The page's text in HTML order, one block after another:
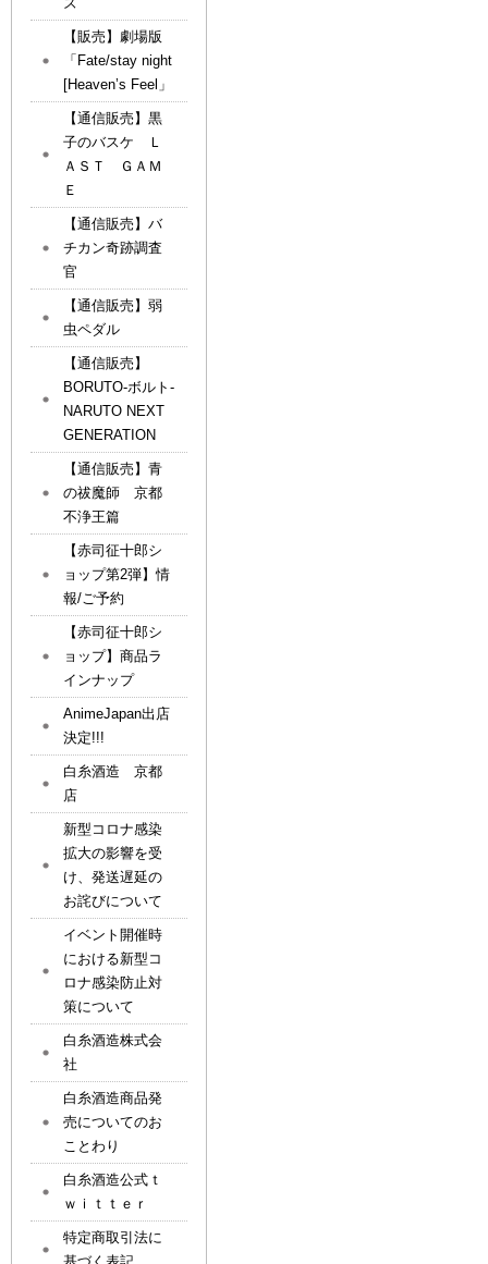
【販売】劇場版
「Fate/stay night
[Heaven’s Feel」
【通信販売】黒
子のバスケ Ｌ
ＡＳＴ ＧＡＭ
Ｅ
【通信販売】バ
チカン奇跡調査
官
【通信販売】弱
虫ペダル
【通信販売】
BORUTO-ボルト-
NARUTO NEXT
GENERATION
【通信販売】青
の祓魔師 京都
不浄王篇
【赤司征十郎シ
ョップ第2弾】情
報/ご予約
【赤司征十郎シ
ョップ】商品ラ
インナップ
AnimeJapan出店
決定!!!
白糸酒造 京都
店
新型コロナ感染
拡大の影響を受
け、発送遅延の
お詫びについて
イベント開催時
における新型コ
ロナ感染防止対
策について
白糸酒造株式会
社
白糸酒造商品発
売についてのお
ことわり
白糸酒造公式ｔ
ｗｉｔｔｅｒ
特定商取引法に